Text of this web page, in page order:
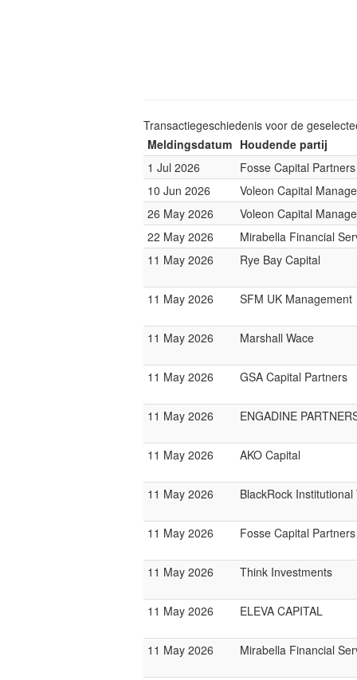
Transactiegeschiedenis voor de
Meldingsdatum Houdende partij
1 Jul 2026
Fosse Capital Partners
10 Jun 2026
Voleon Capital
26 May 2026
Voleon Capital
22 May 2026
Mirabella Financial
11 May 2026
Rye Bay Capital
11 May 2026 SFM UK Management
11 May 2026 Marshall Wace
11 May 2026 GSA Capital Partners
11 May 2026 ENGADINE
11 May 2026 AKO Capital
11 May 2026 BlackRock
11 May 2026 Fosse Capital Partners
11 May 2026 Think Investments
11 May 2026 ELEVA CAPITAL
11 May 2026 Mirabella Financial